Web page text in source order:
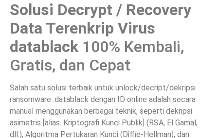
Solusi Decrypt / Recovery
Data Terenkrip Virus
datablack100% Kembali,
Gratis, dan Cepat
Salah satu solusi terbaik untuk unlock/decript/dekripsi
ransomware .datablack dengan ID online adalah secara
manual menggunakan berbagai teknik, seperti dekripsi
asimetris [alias. Kriptografi Kunci Publik] (RSA, El Gamal,
dll.), Algoritma Pertukaran Kunci (Diffie-Hellman), dan